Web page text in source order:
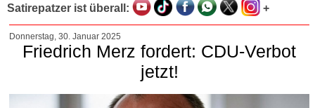
Satirepatzer ist überall: +
Donnerstag, 30. Januar 2025
Friedrich Merz fordert: CDU-Verbot
jetzt!